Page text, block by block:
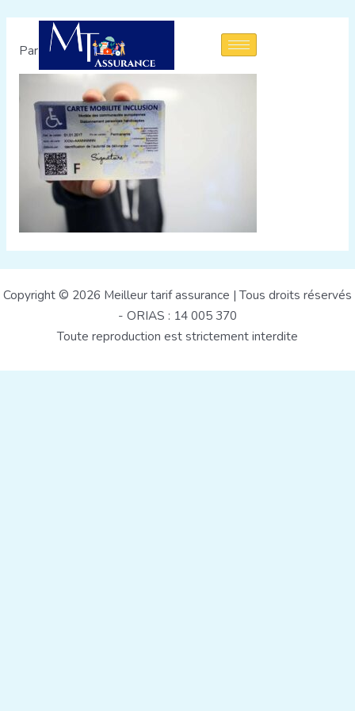
Par admin / 11 août 2022
Copyright © 2026 Meilleur tarif assurance | Tous droits réservés
- ORIAS : 14 005 370
Toute reproduction est strictement interdite